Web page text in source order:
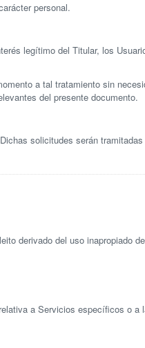
personal.
legítimo del Titular, los
a tal tratamiento sin
del presente documento.
solicitudes serán
derivado del uso inapropiado
a Servicios específicos o a